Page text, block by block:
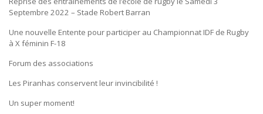
Septembre 2022 – Stade Robert Barran
Une nouvelle Entente pour participer au Championnat IDF de Rugby
à X féminin F-18
Forum des associations
Les Piranhas conservent leur invincibilité !
Un super moment!